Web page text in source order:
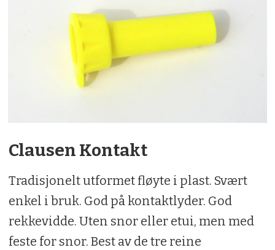
Clausen Kontakt
Tradisjonelt utformet fløyte i plast. Svært
enkel i bruk. God på kontaktlyder. God
rekkevidde. Uten snor eller etui, men med
feste for snor. Best av de tre reine